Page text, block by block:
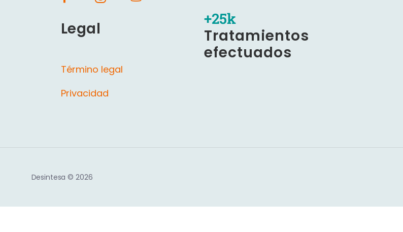
Legal
Término legal
Privacidad
+25k
Tratamientos
efectuados
Desintesa © 2026